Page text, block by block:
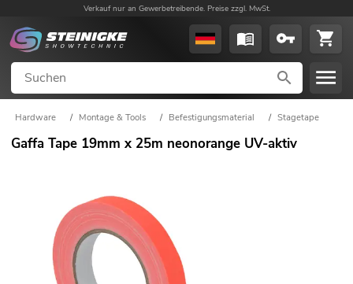
Verkauf nur an Gewerbetreibende. Preise zzgl. MwSt.
Hardware / Montage & Tools / Befestigungsmaterial / Stagetape
Gaffa Tape 19mm x 25m neonorange UV-aktiv